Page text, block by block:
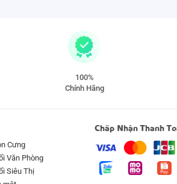
100%
Chính Hãng
Cưng
Văn Phòng
Siêu Thị
Chấp Nhận Thanh